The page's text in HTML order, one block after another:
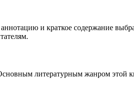
аннотацию и краткое содержание
литературным жанром этой